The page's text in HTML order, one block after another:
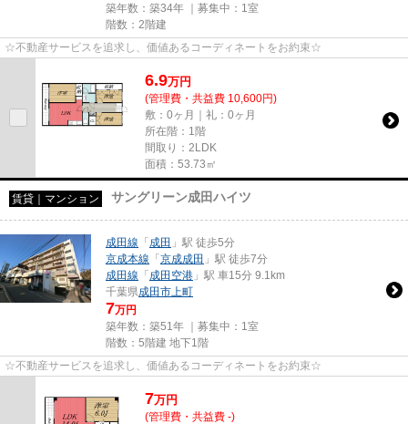
築年数：築34年 ｜募集中： 1室
階数：2階建
☆不動産サービスを追求し、価値あるコーディネートをお約束☆
6.9万円
(管理費・共益費 10,600円)
敷：0ヶ月｜礼：0ヶ月
所在階：1階
間取り：2LDK
面積：53.73㎡
賃貸｜マンション サングリーン成田ハイツ
成田線 「成田 」駅 徒歩5分
京成本線 「京成成田 」駅 徒歩7分
成田線 「成田空港 」駅 車15分 9.1km
千葉県成田市 上町
7万円
築年数：築51年 ｜募集中： 1室
階数：5階建 地下1階
☆不動産サービスを追求し、価値あるコーディネートをお約束☆
7万円
(管理費・共益費 -)